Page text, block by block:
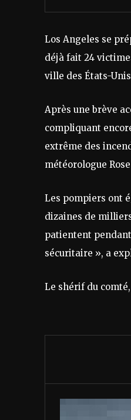
Los Angeles se
déjà fait 24
ville des États-
Après une brève
compliquant
extrême des
météorologue
Les pompiers ont
dizaines de
patientent
sécuritaire », a
Le shérif du